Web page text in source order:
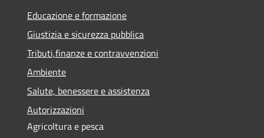
Educazione e formazione
Giustizia e sicurezza pubblica
Tributi,finanze e contravvenzioni
Ambiente
Salute, benessere e assistenza
Autorizzazioni
Agricoltura e pesca